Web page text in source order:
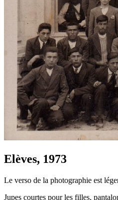
Elèves, 1973
Le verso de la photographie est
Jupes courtes pour les filles,